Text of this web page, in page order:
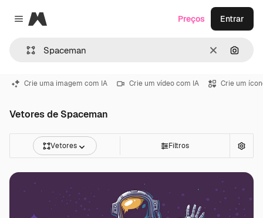
Close menu
Magnific
Limpar
Preços Entrar
Crie uma imagem com IA Crie um vídeo com IA Crie um
Vetores de Spaceman
Vetores Filtros